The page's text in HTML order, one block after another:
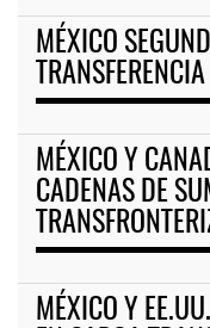
MÉXICO
MÉXICO Y
CADENAS DE
MÉXICO Y